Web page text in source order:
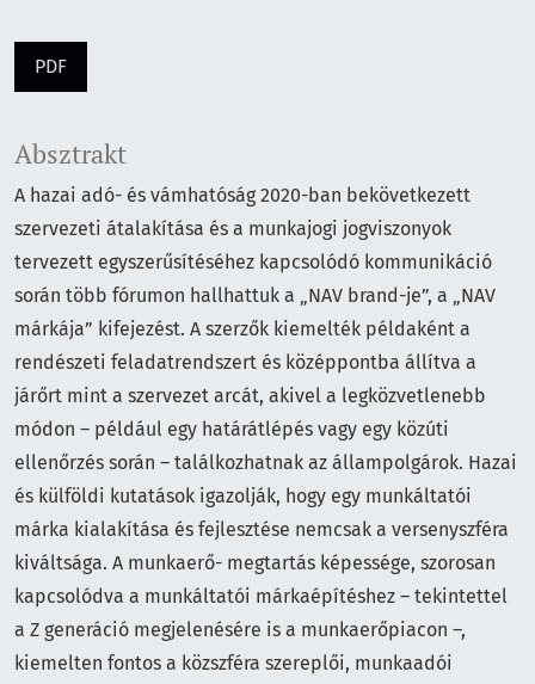
PDF
Absztrakt
A hazai adó- és vámhatóság 2020-ban bekövetkezett
szervezeti átalakítása és a munkajogi jogviszonyok
tervezett egyszerűsítéséhez kapcsolódó kommunikáció
során több fórumon hallhattuk a „NAV brand-je”, a „NAV
márkája” kifejezést. A szerzők kiemelték példaként a
rendészeti feladatrendszert és középpontba állítva a
járőrt mint a szervezet arcát, akivel a legközvetlenebb
módon – például egy határátlépés vagy egy közúti
ellenőrzés során – találkozhatnak az állampolgárok. Hazai
és külföldi kutatások igazolják, hogy egy munkáltatói
márka kialakítása és fejlesztése nemcsak a versenyszféra
kiváltsága. A munkaerő- megtartás képessége, szorosan
kapcsolódva a munkáltatói márkaépítéshez – tekintettel
a Z generáció megjelenésére is a munkaerőpiacon –,
kiemelten fontos a közszféra szereplői, munkaadói